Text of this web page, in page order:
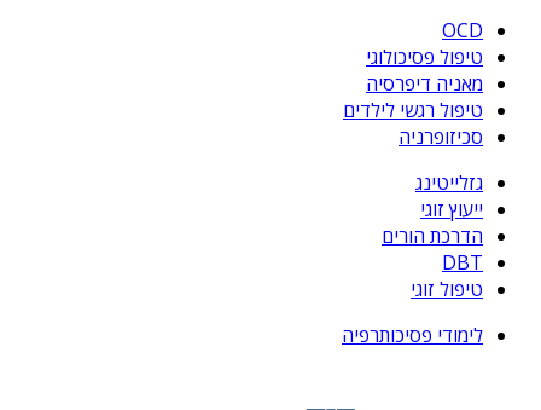
OCD
טיפול פסיכולוגי
מאניה דיפרסיה
טיפול רגשי לילדים
סכיזופרניה
גזלייטינג
ייעוץ זוגי
הדרכת הורים
DBT
טיפול זוגי
לימודי פסיכותרפיה